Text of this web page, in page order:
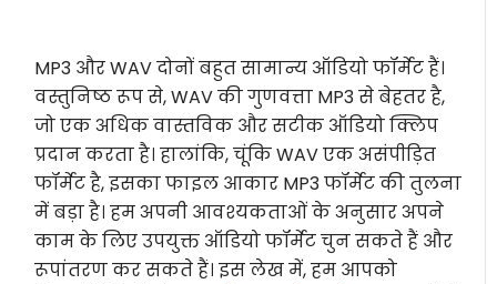
MP3 और WAV दोनों बहुत सामान्य ऑडियो फॉर्मेट हैं।
वस्तुनिष्ठ रूप से, WAV की गुणवत्ता MP3 से बेहतर है,
जो एक अधिक वास्तविक और सटीक ऑडियो क्लिप
प्रदान करता है। हालांकि, चूंकि WAV एक असंपीड़ित
फॉर्मेट है, इसका फाइल आकार MP3 फॉर्मेट की तुलना
में बड़ा है। हम अपनी आवश्यकताओं के अनुसार अपने
काम के लिए उपयुक्त ऑडियो फॉर्मेट चुन सकते हैं और
रूपांतरण कर सकते हैं। इस लेख में, हम आपको